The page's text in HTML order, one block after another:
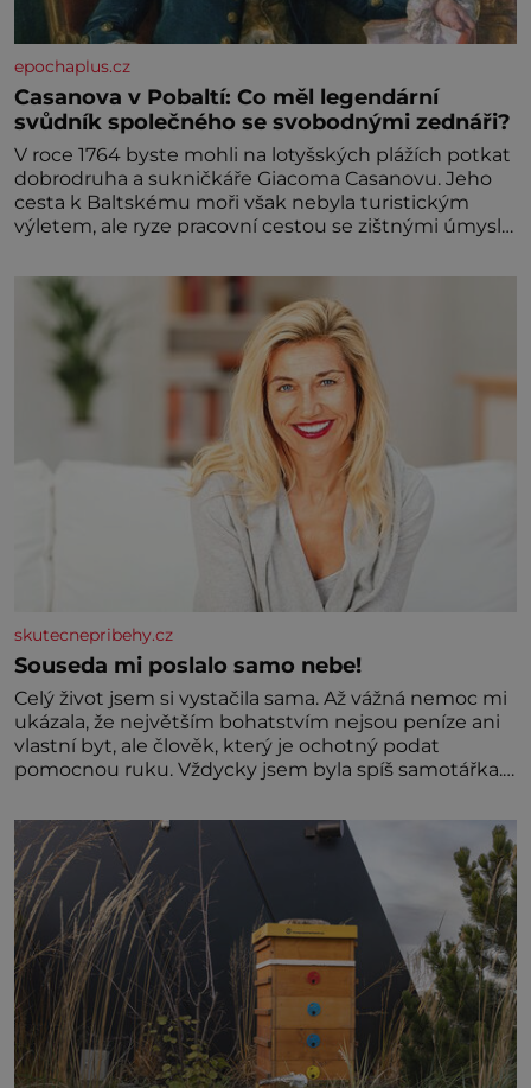
epochaplus.cz
Casanova v Pobaltí: Co měl legendární
svůdník společného se svobodnými zednáři?
V roce 1764 byste mohli na lotyšských plážích potkat
dobrodruha a sukničkáře Giacoma Casanovu. Jeho
cesta k Baltskému moři však nebyla turistickým
výletem, ale ryze pracovní cestou se zištnými úmysly.
procházel uličkami lotyšské Rigy? Casanova v Pobaltí
kontaktoval tamní zednářské lóže. Nebyl v této
oblasti žádným nováčkem, protože do zednářské
skutecnepribehy.cz
Souseda mi poslalo samo nebe!
Celý život jsem si vystačila sama. Až vážná nemoc mi
ukázala, že největším bohatstvím nejsou peníze ani
vlastní byt, ale člověk, který je ochotný podat
pomocnou ruku. Vždycky jsem byla spíš samotářka.
ani partnera. Stačily mi knihy, práce a hlavně klid.
Hned po studiích jsem odešla z rodného města,